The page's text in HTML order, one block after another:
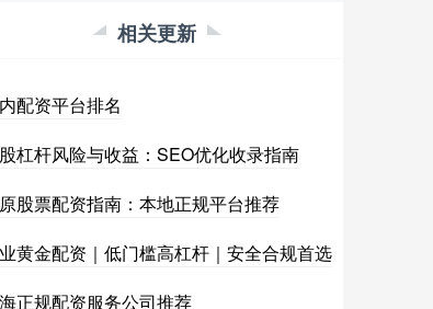
相关更新
配资平台排名
杠杆风险与收益：SEO优化收录指南
股票配资指南：本地正规平台推荐
黄金配资｜低门槛高杠杆｜安全合规首选
正规配资服务公司推荐